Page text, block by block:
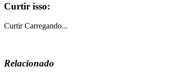
Curtir isso:
Curtir Carregando...
Relacionado